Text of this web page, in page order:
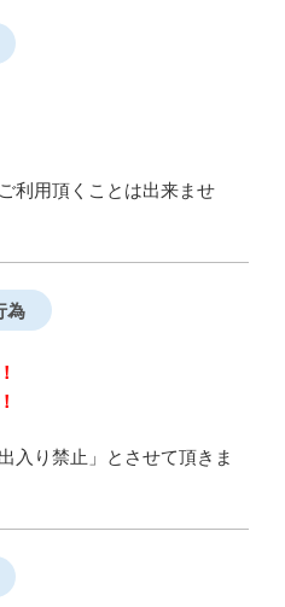
利用頂くことは出来ませ
為
入り禁止」とさせて頂きま